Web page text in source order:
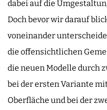
dabei auf die
Doch bevor wir darauf
voneinander
die offensichtlichen
die neuen Modelle durch
bei der ersten Variante
Oberfläche und bei der